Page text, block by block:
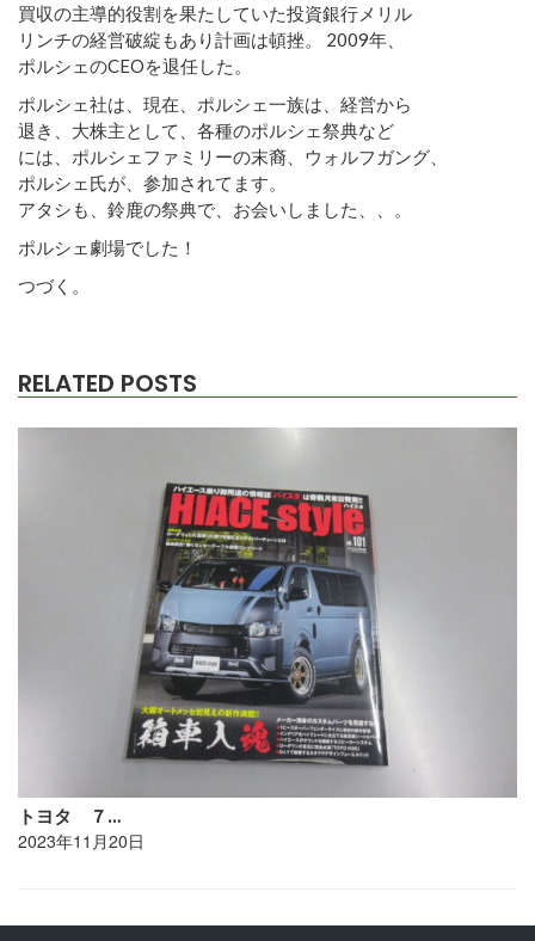
買収の主導的役割を果たしていた投資銀行メリル
リンチの経営破綻もあり計画は頓挫。 2009年、
ポルシェのCEOを退任した。
ポルシェ社は、現在、ポルシェ一族は、経営から
退き、大株主として、各種のポルシェ祭典など
には、ポルシェファミリーの末裔、ウォルフガング、
ポルシェ氏が、参加されてます。
アタシも、鈴鹿の祭典で、お会いしました、、。
ポルシェ劇場でした！
つづく。
RELATED POSTS
トヨタ ７…
2023年11月20日